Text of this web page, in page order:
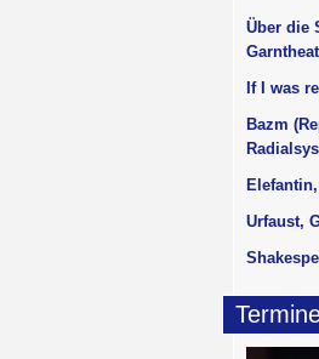
Über die
If I was
Bazm
Urfaust,